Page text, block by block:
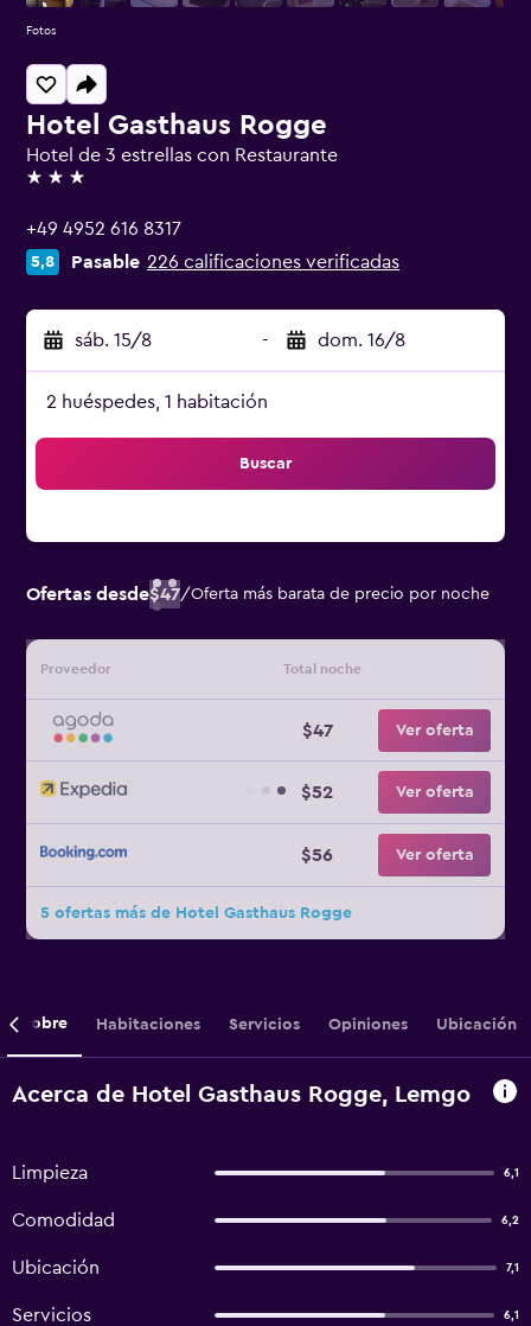
Hotel Gasthaus Rogge
Hotel de 3 estrellas con Restaurante
3 estrellas
+49 4952 616 8317
5,8 Pasable 226 calificaciones verificadas
sáb. 15/8 - dom. 16/8
2 huéspedes, 1 habitación
Buscar
Ofertas desde$47/Oferta más barata de precio por noche
Proveedor Total noche
$47 Ver oferta
$52 Ver oferta
$56 Ver oferta
5 ofertas más de Hotel Gasthaus Rogge
Fotos
Sobre Habitaciones Servicios Opiniones Ubicación
Acerca de Hotel Gasthaus Rogge, Lemgo
Limpieza 6,1
Comodidad 6,2
Ubicación 7,1
Servicios 6,1